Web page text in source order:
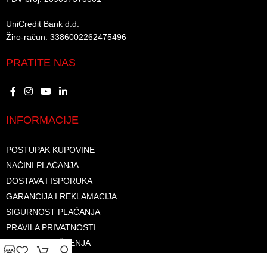
UniCredit Bank d.d.​
Žiro-račun: 3386002262475496​​
PRATITE NAS
INFORMACIJE
POSTUPAK KUPOVINE
NAČINI PLAĆANJA
DOSTAVA I ISPORUKA
GARANCIJA I REKLAMACIJA
SIGURNOST PLAĆANJA
PRAVILA PRIVATNOSTI
USLOVI KORIŠTENJA